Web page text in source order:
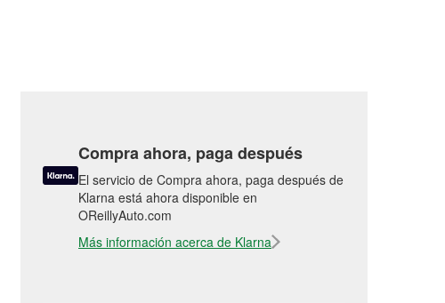
Compra ahora, paga después
El servicio de Compra ahora, paga después de
Klarna está ahora disponible en
OReillyAuto.com
Más información acerca de Klarna